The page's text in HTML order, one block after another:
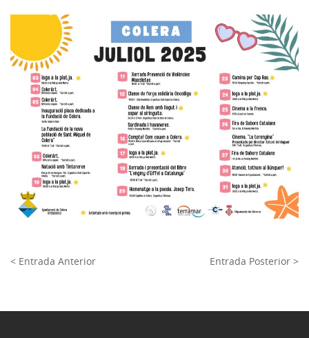
< Entrada Anterior Entrada Posterior >